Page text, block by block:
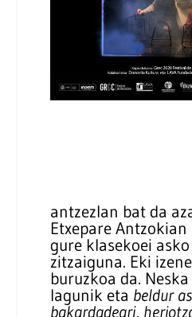
antzezlan bat da
Etxepare
gure klasekoei
zitzaiguna. Eki
buruzkoa da.
lagunik eta beldur
bakardadeari,